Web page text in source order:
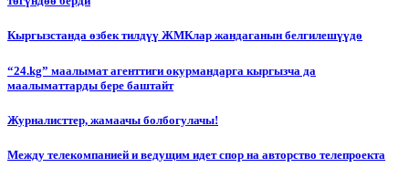
Кыргызстанда өзбек тилдүү ЖМКлар жандаганын белгилешүүдө
“24.kg” маалымат агенттиги окурмандарга кыргызча да
маалыматтарды бере баштайт
Журналисттер, жамаачы болбогулачы!
Между телекомпанией и ведущим идет спор на авторство телепроекта